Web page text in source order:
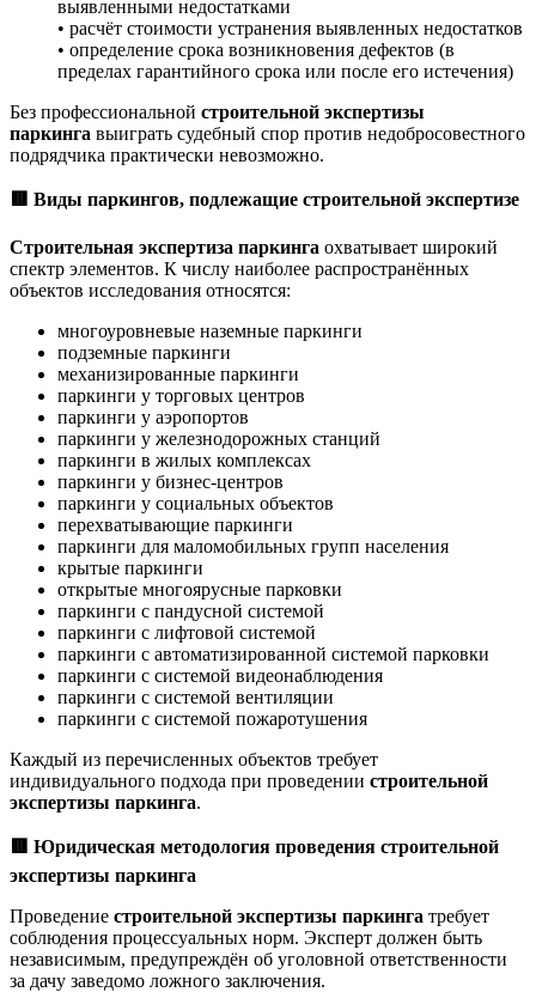
выявленными недостатками
• расчёт стоимости устранения выявленных недостатков
• определение срока возникновения дефектов (в
пределах гарантийного срока или после его истечения)
Без профессиональной строительной экспертизы
паркинга выиграть судебный спор против недобросовестного
подрядчика практически невозможно.
Виды паркингов, подлежащие строительной экспертизе
Строительная экспертиза паркинга охватывает широкий
спектр элементов. К числу наиболее распространённых
объектов исследования относятся:
многоуровневые наземные паркинги
подземные паркинги
механизированные паркинги
паркинги у торговых центров
паркинги у аэропортов
паркинги у железнодорожных станций
паркинги в жилых комплексах
паркинги у бизнес-центров
паркинги у социальных объектов
перехватывающие паркинги
паркинги для маломобильных групп населения
крытые паркинги
открытые многоярусные парковки
паркинги с пандусной системой
паркинги с лифтовой системой
паркинги с автоматизированной системой парковки
паркинги с системой видеонаблюдения
паркинги с системой вентиляции
паркинги с системой пожаротушения
Каждый из перечисленных объектов требует
индивидуального подхода при проведении строительной
экспертизы паркинга.
Юридическая методология проведения строительной
экспертизы паркинга
Проведение строительной экспертизы паркинга требует
соблюдения процессуальных норм. Эксперт должен быть
независимым, предупреждён об уголовной ответственности
за дачу заведомо ложного заключения.